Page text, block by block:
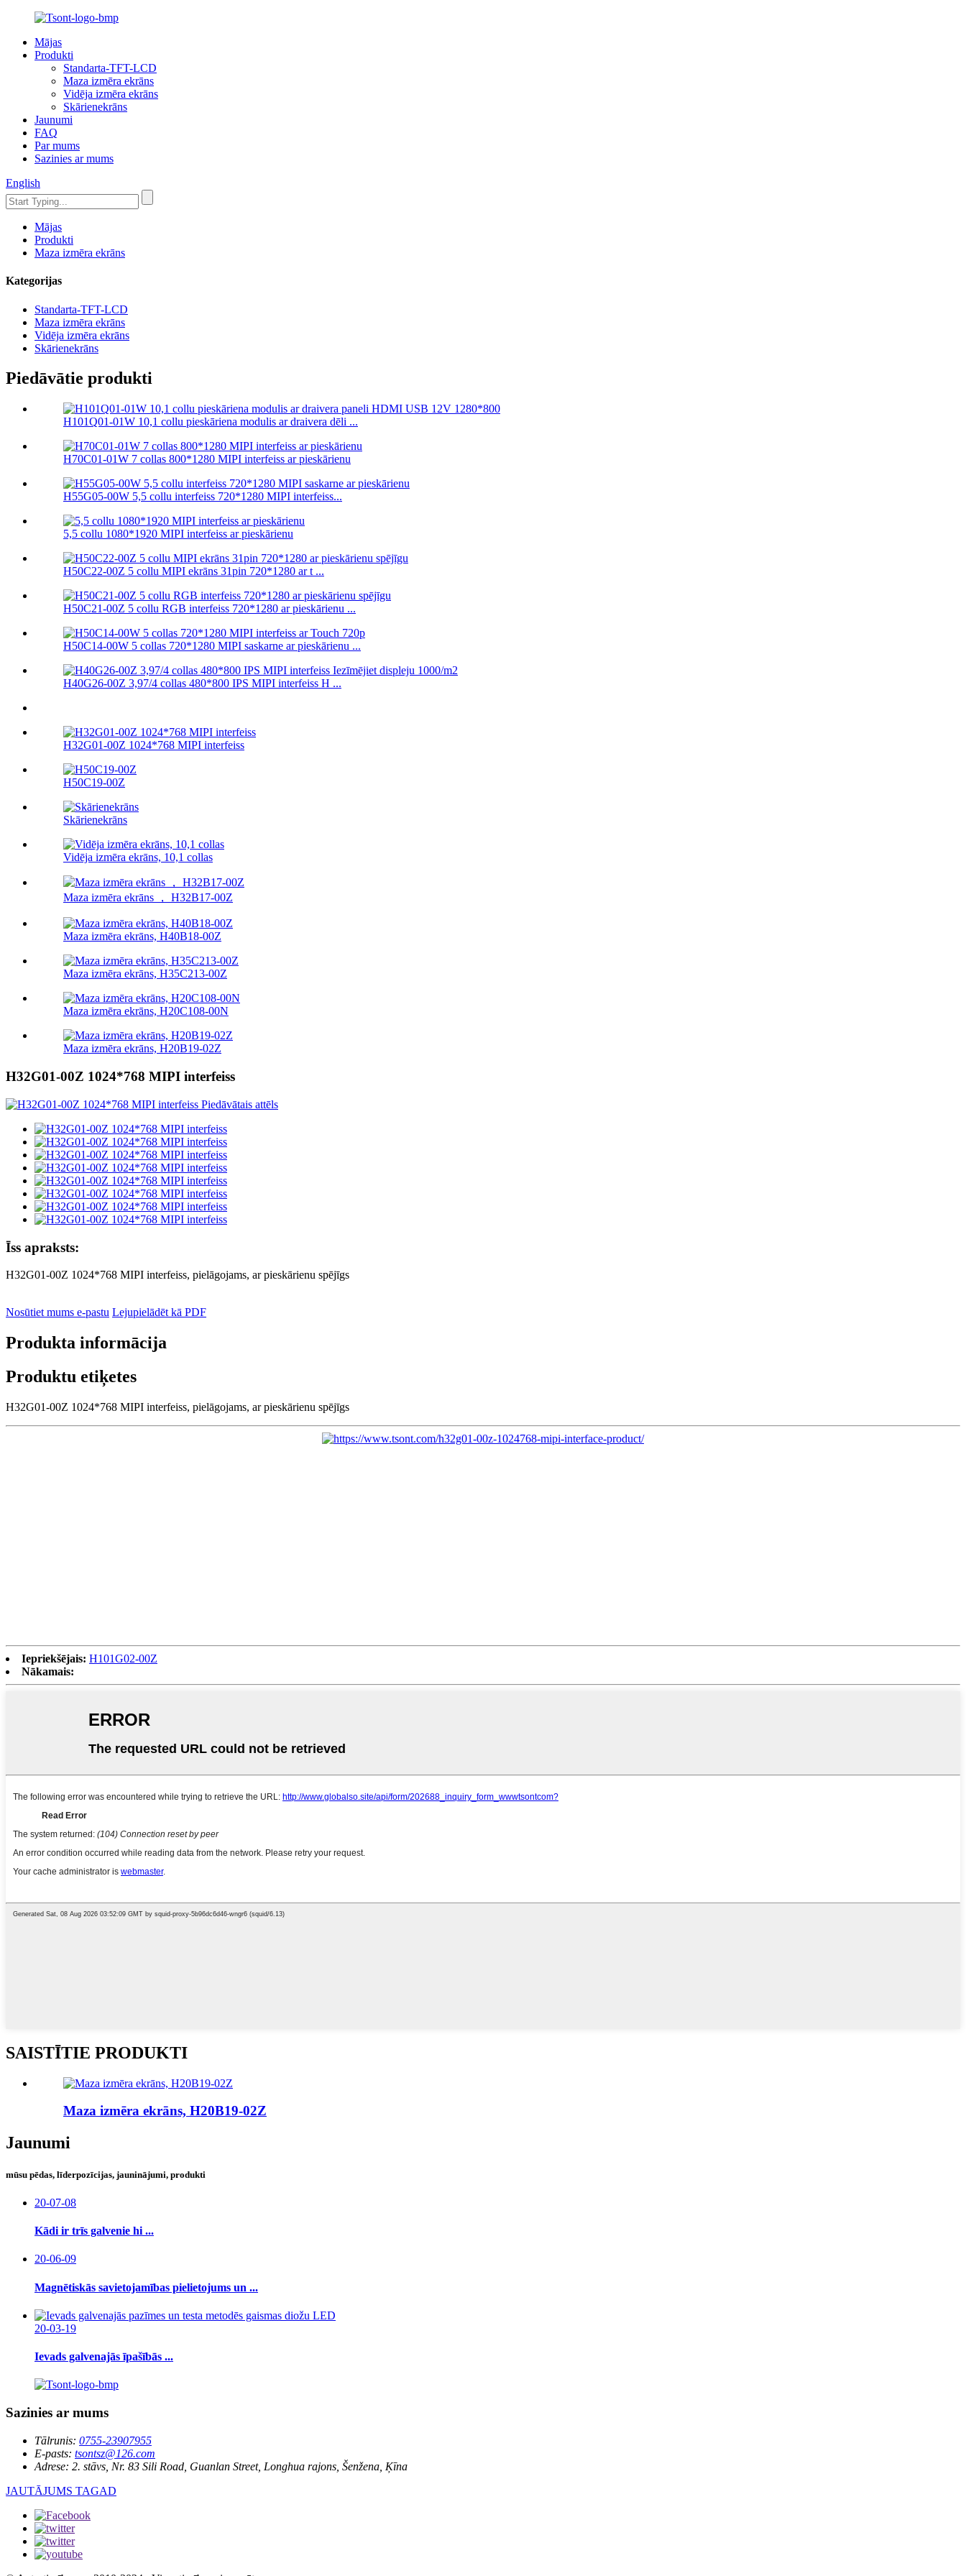
Mājas
Produkti
Standarta-TFT-LCD
Maza izmēra ekrāns
Vidēja izmēra ekrāns
Skārienekrāns
Jaunumi
FAQ
Par mums
Sazinies ar mums
English
Mājas
Produkti
Maza izmēra ekrāns
Kategorijas
Standarta-TFT-LCD
Maza izmēra ekrāns
Vidēja izmēra ekrāns
Skārienekrāns
Piedāvātie produkti
H101Q01-01W 10,1 collu pieskāriena modulis ar draivera dēli ...
H70C01-01W 7 collas 800*1280 MIPI interfeiss ar pieskārienu
H55G05-00W 5,5 collu interfeiss 720*1280 MIPI interfeiss...
5,5 collu 1080*1920 MIPI interfeiss ar pieskārienu
H50C22-00Z 5 collu MIPI ekrāns 31pin 720*1280 ar t ...
H50C21-00Z 5 collu RGB interfeiss 720*1280 ar pieskārienu ...
H50C14-00W 5 collas 720*1280 MIPI saskarne ar pieskārienu ...
H40G26-00Z 3,97/4 collas 480*800 IPS MIPI interfeiss H ...
H32G01-00Z 1024*768 MIPI interfeiss
H50C19-00Z
Skārienekrāns
Vidēja izmēra ekrāns, 10,1 collas
Maza izmēra ekrāns ， H32B17-00Z
Maza izmēra ekrāns, H40B18-00Z
Maza izmēra ekrāns, H35C213-00Z
Maza izmēra ekrāns, H20C108-00N
Maza izmēra ekrāns, H20B19-02Z
H32G01-00Z 1024*768 MIPI interfeiss
Īss apraksts:
H32G01-00Z 1024*768 MIPI interfeiss, pielāgojams, ar pieskārienu spējīgs
Nosūtiet mums e-pastu Lejupielādēt kā PDF
Produkta informācija
Produktu etiķetes
H32G01-00Z 1024*768 MIPI interfeiss, pielāgojams, ar pieskārienu spējīgs
Iepriekšējais: H101G02-00Z
Nākamais:
SAISTĪTIE PRODUKTI
Maza izmēra ekrāns, H20B19-02Z
Jaunumi
mūsu pēdas, līderpozīcijas, jauninājumi, produkti
20-07-08
Kādi ir trīs galvenie hi ...
20-06-09
Magnētiskās savietojamības pielietojums un ...
20-03-19
Ievads galvenajās īpašībās ...
Sazinies ar mums
Tālrunis: 0755-23907955
E-pasts: tsontsz@126.com
Adrese: 2. stāvs, Nr. 83 Sili Road, Guanlan Street, Longhua rajons, Šenžena, Ķīna
JAUTĀJUMS TAGAD